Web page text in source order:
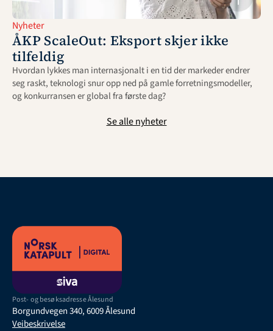
Nyheter
ÅKP ScaleOut: Eksport skjer ikke
tilfeldig
Hvordan lykkes man internasjonalt i en tid der markeder endrer
seg raskt, teknologi snur opp ned på gamle forretningsmodeller,
og konkurransen er global fra første dag?
Se alle nyheter
Post- og besøksadresse Ålesund
Borgundvegen 340, 6009 Ålesund
Veibeskrivelse